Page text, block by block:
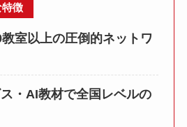
徴
室以上の圧倒的ネットワ
・AI教材で全国レベルの